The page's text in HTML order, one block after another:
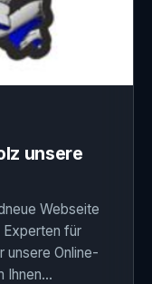
unsere
Webseite
Experten für
unsere Online-
Ihnen…